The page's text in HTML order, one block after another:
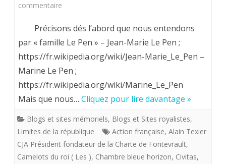
–
du
Corona
commentaire
rapports
à
clarifier
famille
Le
Précisons dés l‘abord que nous entendons
par « famille Le Pen » – Jean-Marie Le Pen ;
https://fr.wikipedia.org/wiki/Jean-Marie_Le_Pen –
Marine Le Pen ;
https://fr.wikipedia.org/wiki/Marine_Le_Pen
Mais que nous… Cliquez pour lire davantage »
Blogs et sites mémoriels, Blogs et Sites royalistes,
Limites de la république
Action française, Alain Texier
CJA Président fondateur de la Charte de Fontevrault,
Camelots du roi ( Les ), Chambre bleue horizon, Civitas,